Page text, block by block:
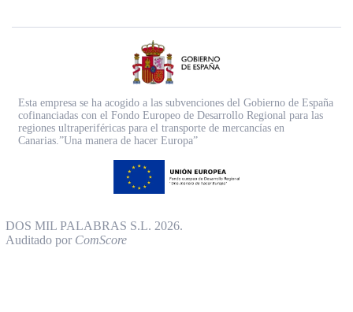
Esta empresa se ha acogido a las subvenciones del Gobierno de España
cofinanciadas con el Fondo Europeo de Desarrollo Regional para las
regiones ultraperiféricas para el transporte de mercancías en
Canarias.”Una manera de hacer Europa”
DOS MIL PALABRAS S.L. 2026.
Auditado por ComScore